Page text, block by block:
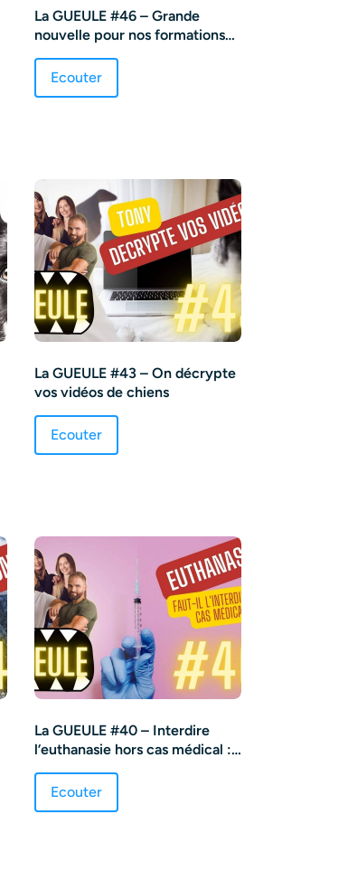
La GUEULE #46 – Grande
nouvelle pour nos formations
Ecouter
La GUEULE #43 – On décrypte
vos vidéos de chiens
Ecouter
La GUEULE #40 – Interdire
l’euthanasie hors cas médical :
Ecouter